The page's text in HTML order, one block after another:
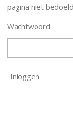
pagina niet
Wachtwoord
Inloggen